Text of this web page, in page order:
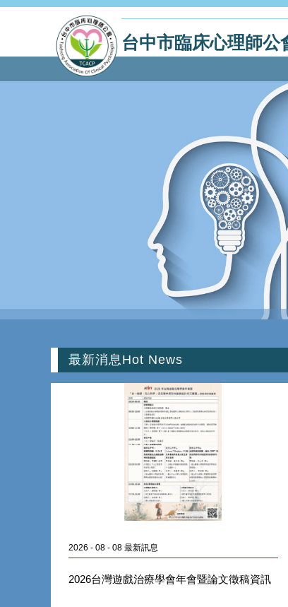
台中市臨床心理師公
最新消息 Hot News
2026 - 08 - 08 最新訊息
2026台灣遊戲治療學會年會暨論文徵稿資訊